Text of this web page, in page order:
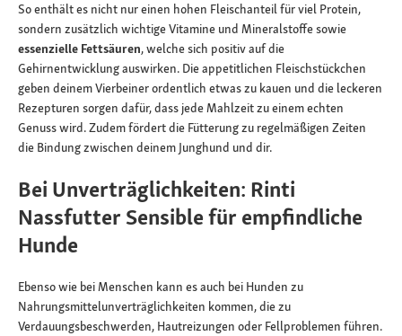
So enthält es nicht nur einen hohen Fleischanteil für viel Protein,
sondern zusätzlich wichtige Vitamine und Mineralstoffe sowie
essenzielle Fettsäuren, welche sich positiv auf die
Gehirnentwicklung auswirken. Die appetitlichen Fleischstückchen
geben deinem Vierbeiner ordentlich etwas zu kauen und die leckeren
Rezepturen sorgen dafür, dass jede Mahlzeit zu einem echten
Genuss wird. Zudem fördert die Fütterung zu regelmäßigen Zeiten
die Bindung zwischen deinem Junghund und dir.
Bei Unverträglichkeiten: Rinti
Nassfutter Sensible für empfindliche
Hunde
Ebenso wie bei Menschen kann es auch bei Hunden zu
Nahrungsmittelunverträglichkeiten kommen, die zu
Verdauungsbeschwerden, Hautreizungen oder Fellproblemen führen.